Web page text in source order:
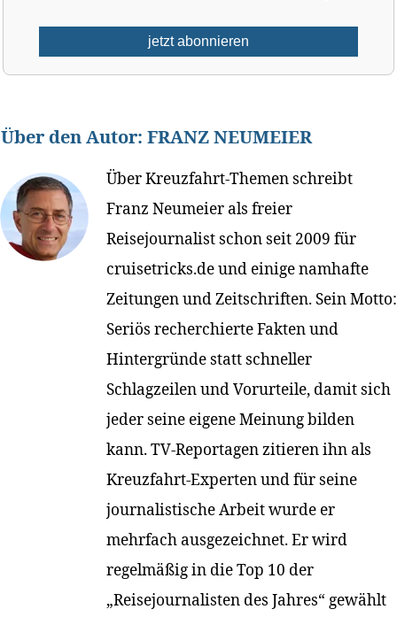
Über den Autor: FRANZ NEUMEIER
Über Kreuzfahrt-Themen schreibt
Franz Neumeier als freier
Reisejournalist schon seit 2009 für
cruisetricks.de und einige namhafte
Zeitungen und Zeitschriften. Sein Motto:
Seriös recherchierte Fakten und
Hintergründe statt schneller
Schlagzeilen und Vorurteile, damit sich
jeder seine eigene Meinung bilden
kann. TV-Reportagen zitieren ihn als
Kreuzfahrt-Experten und für seine
journalistische Arbeit wurde er
mehrfach ausgezeichnet. Er wird
regelmäßig in die Top 10 der
„Reisejournalisten des Jahres“ gewählt